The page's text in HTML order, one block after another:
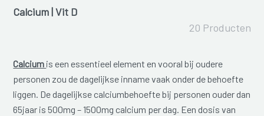
Calcium | Vit D
20 Producten
Calcium is een essentieel element en vooral bij oudere
personen zou de dagelijkse inname vaak onder de behoefte
liggen. De dagelijkse calciumbehoefte bij personen ouder dan
65jaar is 500mg – 1500mg calcium per dag. Een dosis van